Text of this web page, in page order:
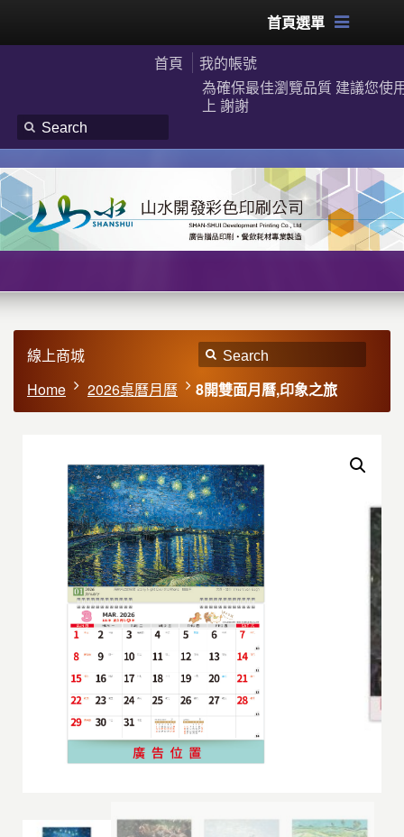
首頁選單
首頁
我的帳號
為確保最佳瀏覽品質 建議您使
上 謝謝
線上商城
Home
2026桌曆月曆 8開雙面月曆,印象之旅